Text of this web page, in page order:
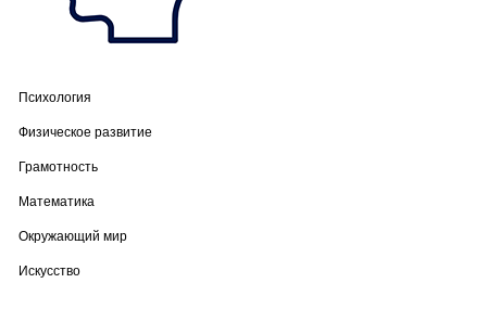
Психология
Физическое развитие
Грамотность
Математика
Окружающий мир
Искусство